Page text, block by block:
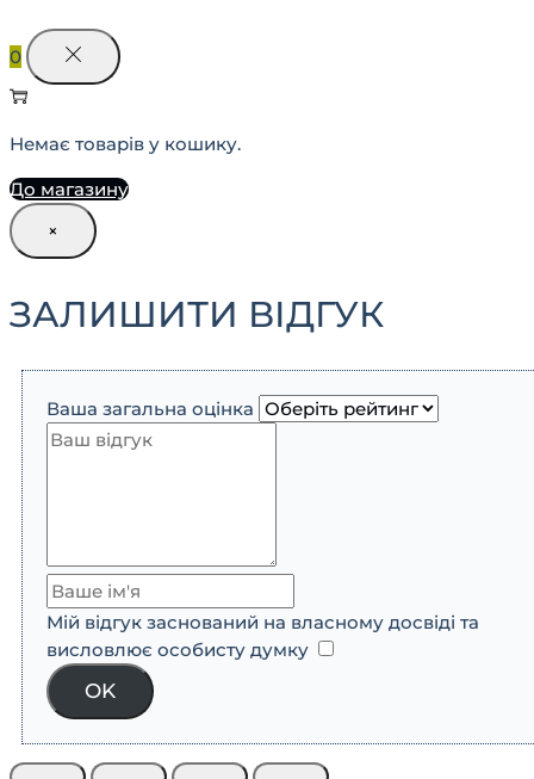
0
Немає товарів у кошику.
До магазину
×
ЗАЛИШИТИ ВІДГУК
Ваша загальна оцінка
Мій відгук заснований на власному досвіді та
висловлює особисту думку
OK